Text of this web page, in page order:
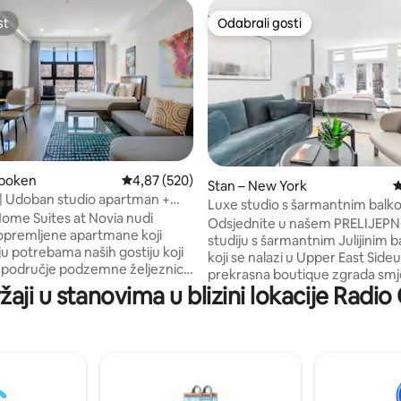
recenzija: 46 Prosječna ocjena: 4,87/5, recenzija: 520
4,87 (520)
Udoban studio apartman +
by Dharma
Suites at Novia nudi
apartmane koji
potrebama naših gostiju koji
podzemne željeznice
i nalazi se na praktičnoj lokaciji
Hobokena. Studiji su
zvjezdice. Ovi šarmantni i lijepo
Odabrali gosti
Odabrali gosti
Stan – New York
Luxe studio s šarmantnim
Julije
Odsjednite u našem
studiju s šarmantnim Julijinim
koji se nalazi u Upper East
prekrasna boutique zgrada
u blizini nekih od najboljih
grad nudi. S nenadmašnom
mnogim modernim
trgovinama! Uživajte u večeri
u stanovima u blizini lokacije Radio